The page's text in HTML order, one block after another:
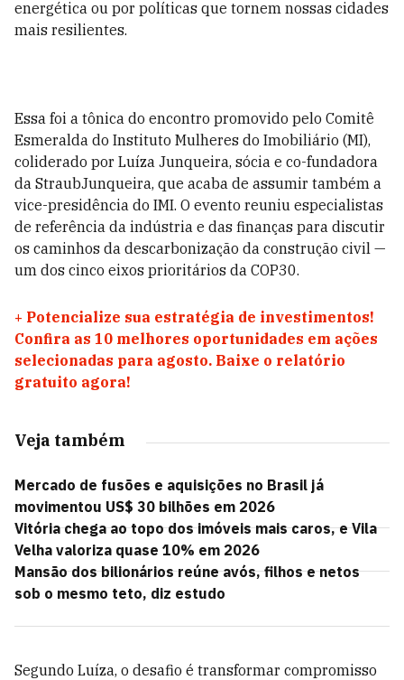
energética ou por políticas que tornem nossas cidades
mais resilientes.
Essa foi a tônica do encontro promovido pelo Comitê
Esmeralda do Instituto Mulheres do Imobiliário (MI),
coliderado por Luíza Junqueira, sócia e co-fundadora
da StraubJunqueira, que acaba de assumir também a
vice-presidência do IMI. O evento reuniu especialistas
de referência da indústria e das finanças para discutir
os caminhos da descarbonização da construção civil —
um dos cinco eixos prioritários da COP30.
+ Potencialize sua estratégia de investimentos!
Confira as 10 melhores oportunidades em ações
selecionadas para agosto. Baixe o relatório
gratuito agora!
Veja também
Mercado de fusões e aquisições no Brasil já
movimentou US$ 30 bilhões em 2026
Vitória chega ao topo dos imóveis mais caros, e Vila
Velha valoriza quase 10% em 2026
Mansão dos bilionários reúne avós, filhos e netos
sob o mesmo teto, diz estudo
Segundo Luíza, o desafio é transformar compromisso